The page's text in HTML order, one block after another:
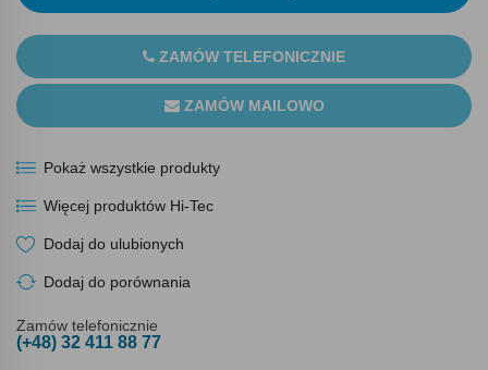
ZAMÓW TELEFONICZNIE
ZAMÓW MAILOWO
Pokaż wszystkie produkty
Więcej produktów Hi-Tec
Dodaj do ulubionych
Dodaj do porównania
Zamów telefonicznie
(+48) 32 411 88 77